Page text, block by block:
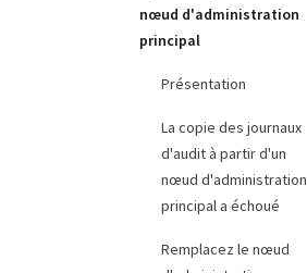
nœud d'administration
principal
Présentation
La copie des journaux
d'audit à partir d'un
nœud d'administration
principal a échoué
Remplacez le nœud